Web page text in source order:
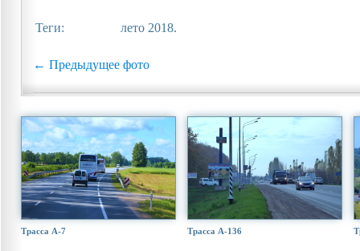
Теги: лето 2018.
← Предыдущее фото
Трасса А-7 Трасса А-136